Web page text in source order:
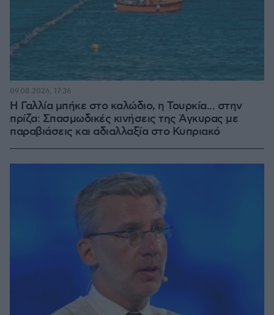
Η Γαλλία μπήκε στο καλώδιο, η Τουρκία... στην
πρίζα: Σπασμωδικές κινήσεις της Άγκυρας με
παραβιάσεις και αδιαλλαξία στο Κυπριακό
09.08.2026, 17:36